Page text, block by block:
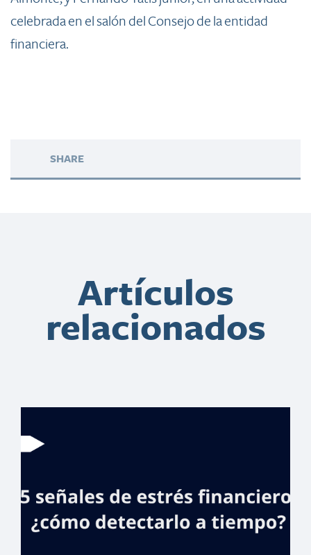
celebrada en el salón del Consejo de la entidad
financiera.
SHARE
Artículos
relacionados
Banreservas
con Fernando
Tatis jr